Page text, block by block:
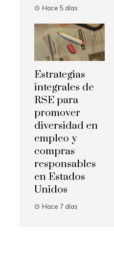
Hace 5 días
Estrategias
integrales de
RSE para
promover
diversidad en
empleo y
compras
responsables
en Estados
Unidos
Hace 7 días